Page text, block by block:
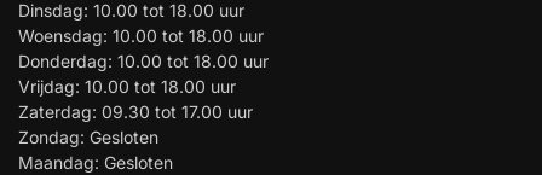
Dinsdag: 10.00 tot 18.00 uur
Woensdag: 10.00 tot 18.00 uur
Donderdag: 10.00 tot 18.00 uur
Vrijdag: 10.00 tot 18.00 uur
Zaterdag: 09.30 tot 17.00 uur
Zondag: Gesloten
Maandag: Gesloten